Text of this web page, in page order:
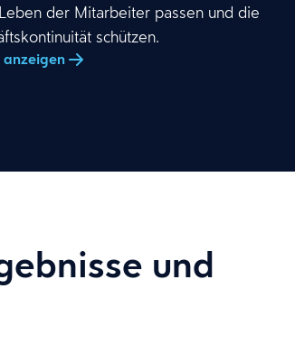
der Mitarbeiter passen und die
schützen.
anzeigen
und